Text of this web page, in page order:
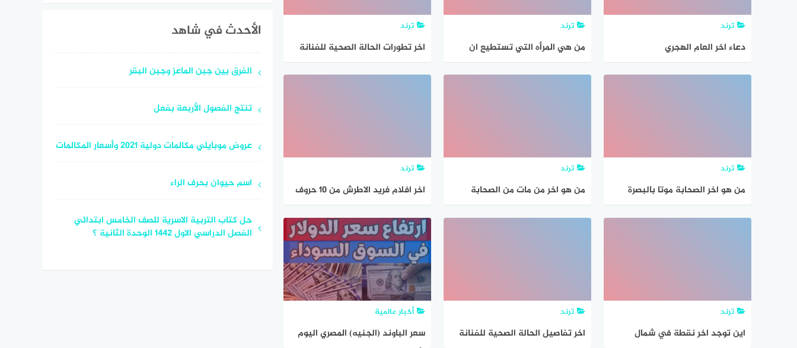
ترند
دعاء اخر العام الهجري
ترند
من هي المرأه التي تستطيع ان
ترند
اخر تطورات الحالة الصحية للفنانة
ترند
من هو اخر الصحابة موتا بالبصرة
ترند
من هو اخر من مات من الصحابة
ترند
اخر افلام فريد الاطرش من 10 حروف
ترند
اين توجد اخر نقطة في شمال
ترند
اخر تفاصيل الحالة الصحية للفنانة
أخبار عالمية
سعر الباوند (الجنيه) المصري اليوم
الأحدث في شاهد
الفرق بين جبن الماعز وجبن البقر
تنتج الفصول الأربعة بفعل
عروض موبايلي مكالمات دولية 2021 وأسعار المكالمات
اسم حيوان بحرف الراء
حل كتاب التربية الاسرية للصف الخامس ابتدائي
الفصل الدراسي الاول ١٤٤٢ الوحدة الثانية ؟